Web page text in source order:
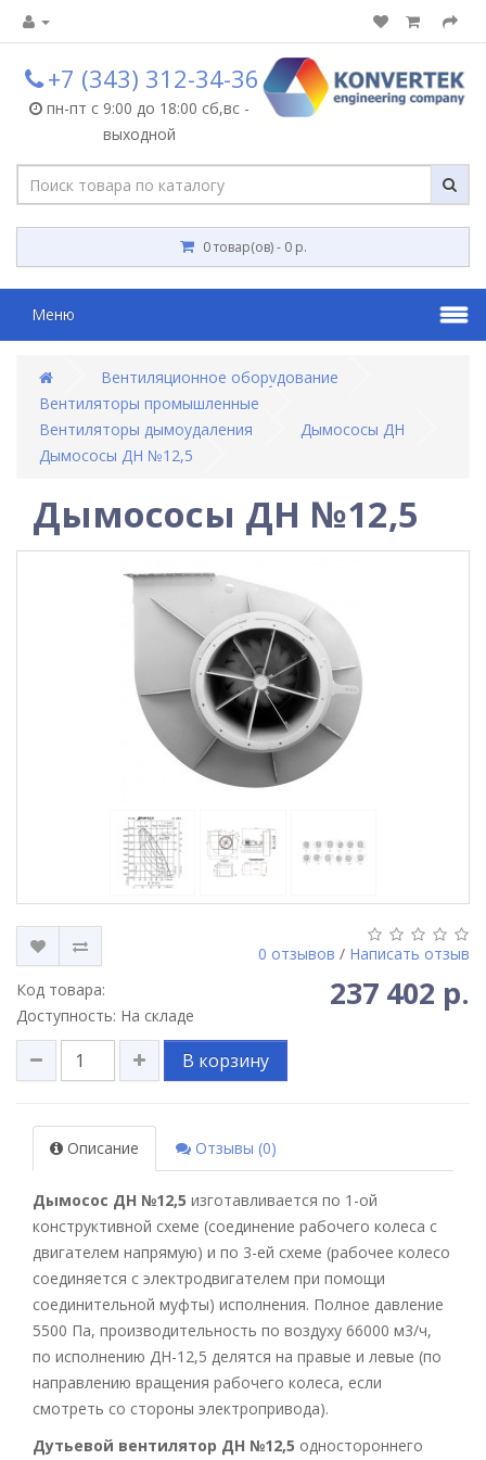
+7 (343) 312-34-36
пн-пт с 9:00 до 18:00 сб,вс -
выходной
0 товар(ов) - 0 р.
Меню
Вентиляционное оборудование
Вентиляторы промышленные
Вентиляторы дымоудаления
Дымососы ДН
Дымососы ДН №12,5
Дымососы ДН №12,5
0 отзывов / Написать отзыв
Код товара:
Доступность: На складе
237 402 р.
В корзину
Описание Отзывы (0)
Дымосос ДН №12,5 изготавливается по 1-ой
конструктивной схеме (соединение рабочего колеса с
двигателем напрямую) и по 3-ей схеме (рабочее колесо
соединяется с электродвигателем при помощи
соединительной муфты) исполнения. Полное давление
5500 Па, производительность по воздуху 66000 м3/ч,
по исполнению ДН-12,5 делятся на правые и левые (по
направлению вращения рабочего колеса, если
смотреть со стороны электропривода).
Дутьевой вентилятор ДН №12,5 одностороннего